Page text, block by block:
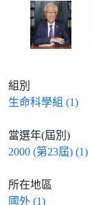
組別
生命科學組 (1)
當選年(屆別)
2000 (第23屆) (1)
所在地區
國外 (1)